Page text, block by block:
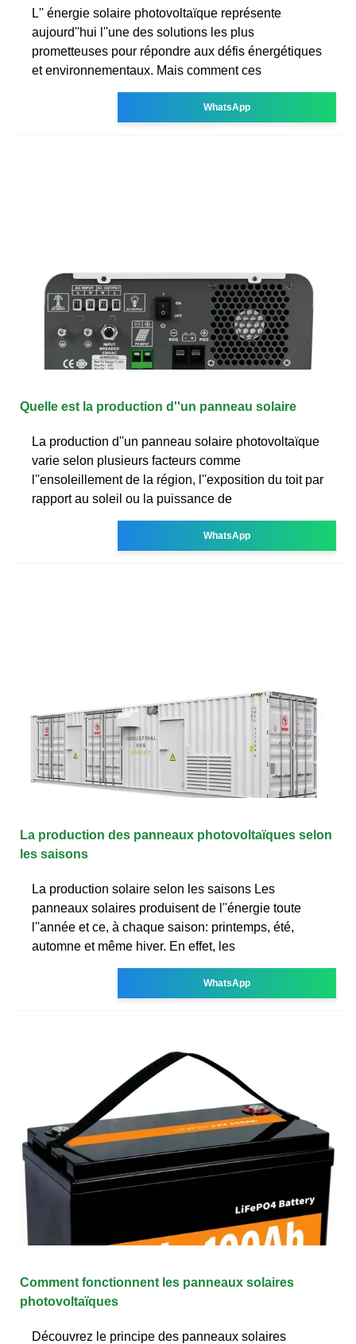
L'' énergie solaire photovoltaïque représente
aujourd''hui l''une des solutions les plus
prometteuses pour répondre aux défis énergétiques
et environnementaux. Mais comment ces
WhatsApp
Quelle est la production d''un panneau solaire
La production d''un panneau solaire photovoltaïque
varie selon plusieurs facteurs comme
l''ensoleillement de la région, l''exposition du toit par
rapport au soleil ou la puissance de
WhatsApp
La production des panneaux photovoltaïques selon
les saisons
La production solaire selon les saisons Les
panneaux solaires produisent de l''énergie toute
l''année et ce, à chaque saison: printemps, été,
automne et même hiver. En effet, les
WhatsApp
Comment fonctionnent les panneaux solaires
photovoltaïques
Découvrez le principe des panneaux solaires